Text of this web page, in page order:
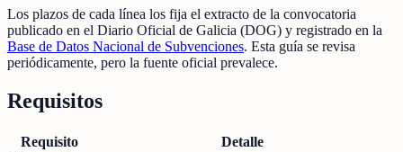
Los plazos de cada línea los fija el extracto de la convocatoria
publicado en el Diario Oficial de Galicia (DOG) y registrado en la
Base de Datos Nacional de Subvenciones. Esta guía se revisa
periódicamente, pero la fuente oficial prevalece.
Requisitos
Requisito
Detalle